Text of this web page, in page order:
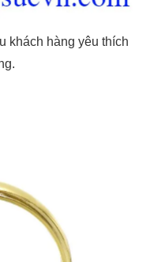
khách hàng yêu thích